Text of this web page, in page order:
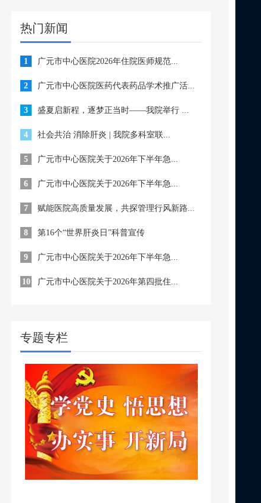
热门新闻
1 广元市中心医院2026年住院医师规范...
2 广元市中心医院医药代表药品学术推广活...
3 盛夏启新程，逐梦正当时——我院举行 ...
4 社会共治 消除肝炎 | 我院多科室联...
5 广元市中心医院关于2026年下半年急...
6 广元市中心医院关于2026年下半年急...
7 赋能医院高质量发展，共探管理行风新路...
8 第16个“世界肝炎日”科普宣传
9 广元市中心医院关于2026年下半年急...
10 广元市中心医院关于2026年第四批住...
专题专栏